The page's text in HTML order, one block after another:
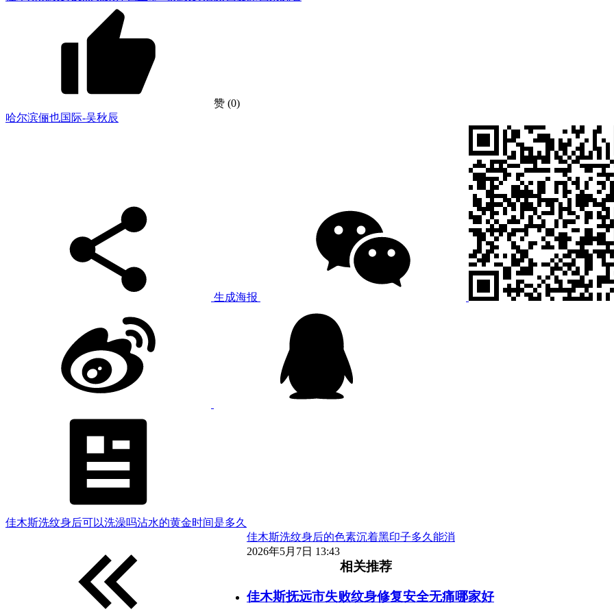
赞 (0)
哈尔滨俪也国际-吴秋辰
生成海报
佳木斯洗纹身后可以洗澡吗沾水的黄金时间是多久
佳木斯洗纹身后的色素沉着黑印子多久能消
2026年5月7日 13:43
相关推荐
佳木斯抚远市失败纹身修复安全无痛哪家好